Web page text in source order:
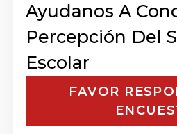
Ayudanos A
Percepción Del
Escolar
FAVOR